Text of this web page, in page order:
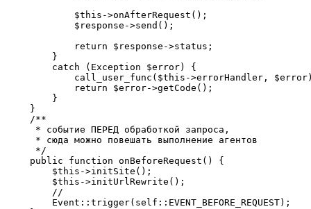
$this->onAfterRequest();
$response->send();
return $response->status;
}
catch (Exception $error) {
call_user_func($this->errorHandler,
return $error->getCode();
}
}
/**
* событие ПЕРЕД обработкой запроса,
* сюда можно повешать выполнение агентов
*/
public function onBeforeRequest() {
$this->initSite();
$this->initUrlRewrite();
//
Event::trigger(self::EVENT_BEFORE_REQUEST);